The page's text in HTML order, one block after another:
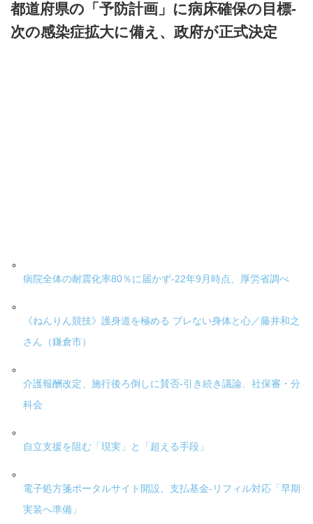
都道府県の「予防計画」に病床確保の目標-
次の感染症拡大に備え、政府が正式決定
病院全体の耐震化率80％に届かず-22年9月時点、厚労省調べ
《ねんりん競技》護身道を極める ブレない身体と心／藤井和之
さん（鎌倉市）
介護報酬改定、施行後ろ倒しに賛否-引き続き議論、社保審・分
科会
自立支援を阻む「現実」と「超える手段」
電子処方箋ポータルサイト開設、支払基金-リフィル対応「早期
実装へ準備」